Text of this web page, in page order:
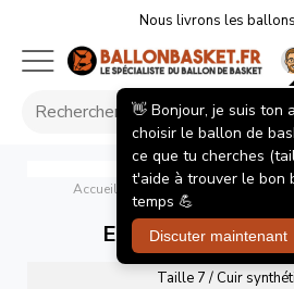
Nous livrons les
Euroleague Officiel TF1000
Accueil Ballons de basket /
Euroleague
Taille 7 / Cuir
👋 Bonjour, je suis ton
choisir le ballon de
ce que tu cherches
t'aide à trouver le bon
temps 💪
Discuter maintenant